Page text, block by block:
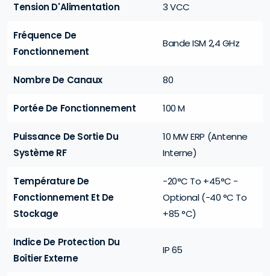
Tension D'Alimentation 3 VCC
Fréquence De
Fonctionnement
Bande ISM 2,4 GHz
Nombre De Canaux 80
Portée De Fonctionnement 100 M
Puissance De Sortie Du
Système RF
10 MW ERP (Antenne
Interne)
Température De
Fonctionnement Et De
Stockage
-20°C To +45°C -
Optional (-40 °C To
+85 °C)
Indice De Protection Du
Boîtier Externe
IP 65